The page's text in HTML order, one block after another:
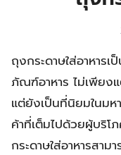
ถุงกระดาษใส่อาหาร
ภัณฑ์อาหาร ไม่เพียง
แต่ยังเป็นที่นิยมในมห
ค้าที่เต็มไปด้วยผู้บริโ
กระดาษใส่อาหารสาม